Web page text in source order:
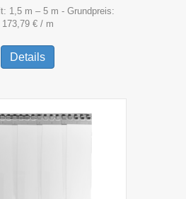
1,5 m – 5 m - Grundpreis:
173,79 €/ m
Details
weist
Varianten
auf.
Die